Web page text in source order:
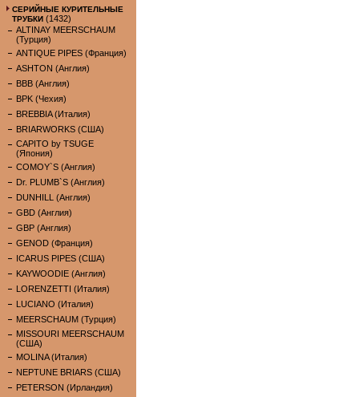
СЕРИЙНЫЕ КУРИТЕЛЬНЫЕ
ТРУБКИ (1432)
ALTINAY MEERSCHAUM
(Турция)
ANTIQUE PIPES (Франция)
ASHTON (Англия)
BBB (Англия)
BPK (Чехия)
BREBBIA (Италия)
BRIARWORKS (США)
CAPITO by TSUGE
(Япония)
COMOY`S (Англия)
Dr. PLUMB`S (Англия)
DUNHILL (Англия)
GBD (Англия)
GBP (Англия)
GENOD (Франция)
ICARUS PIPES (США)
KAYWOODIE (Англия)
LORENZETTI (Италия)
LUCIANO (Италия)
MEERSCHAUM (Турция)
MISSOURI MEERSCHAUM
(США)
MOLINA (Италия)
NEPTUNE BRIARS (США)
PETERSON (Ирландия)